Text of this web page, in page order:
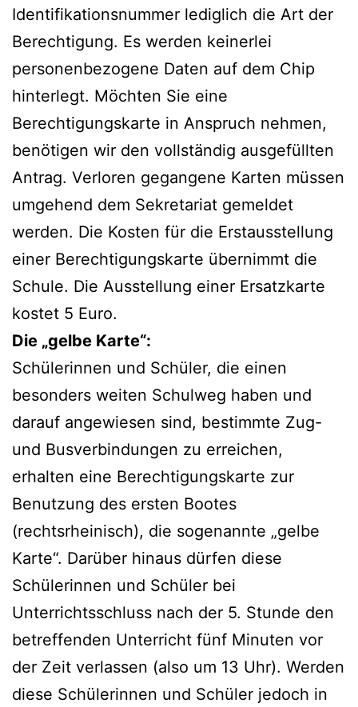
Identifikationsnummer lediglich die Art der
Berechtigung. Es werden keinerlei
personenbezogene Daten auf dem Chip
hinterlegt. Möchten Sie eine
Berechtigungskarte in Anspruch nehmen,
benötigen wir den vollständig ausgefüllten
Antrag. Verloren gegangene Karten müssen
umgehend dem Sekretariat gemeldet
werden. Die Kosten für die Erstausstellung
einer Berechtigungskarte übernimmt die
Schule. Die Ausstellung einer Ersatzkarte
kostet 5 Euro.
Die „gelbe Karte“:
Schülerinnen und Schüler, die einen
besonders weiten Schulweg haben und
darauf angewiesen sind, bestimmte Zug-
und Busverbindungen zu erreichen,
erhalten eine Berechtigungskarte zur
Benutzung des ersten Bootes
(rechtsrheinisch), die sogenannte „gelbe
Karte“. Darüber hinaus dürfen diese
Schülerinnen und Schüler bei
Unterrichtsschluss nach der 5. Stunde den
betreffenden Unterricht fünf Minuten vor
der Zeit verlassen (also um 13 Uhr). Werden
diese Schülerinnen und Schüler jedoch in